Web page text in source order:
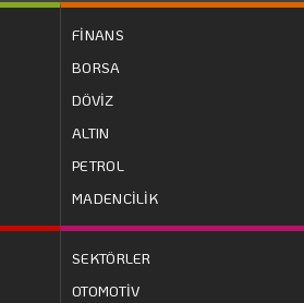
FİNANS
BORSA
DÖVİZ
ALTIN
PETROL
MADENCİLİK
SEKTÖRLER
OTOMOTİV